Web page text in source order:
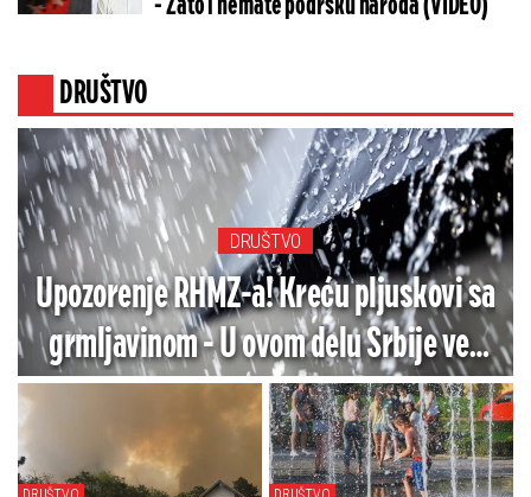
- Zato i nemate podršku naroda (VIDEO)
DRUŠTVO
DRUŠTVO
Upozorenje RHMZ-a! Kreću pljuskovi sa
grmljavinom - U ovom delu Srbije već
tuče grad (VIDEO)